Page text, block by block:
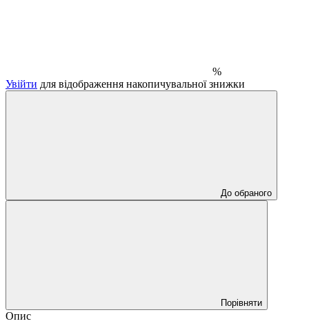
%
Увійти для відображення накопичувальної знижки
До обраного
Порівняти
Опис